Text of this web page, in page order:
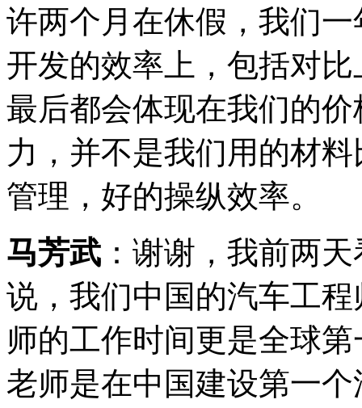
许两个月在休假，我们
开发的效率上，包括对
最后都会体现在我们的
力，并不是我们用的材
管理，好的操纵效率。
马芳武 ：谢谢，我前两
说，我们中国的汽车工
师的工作时间更是全球
老师是在中国建设第一